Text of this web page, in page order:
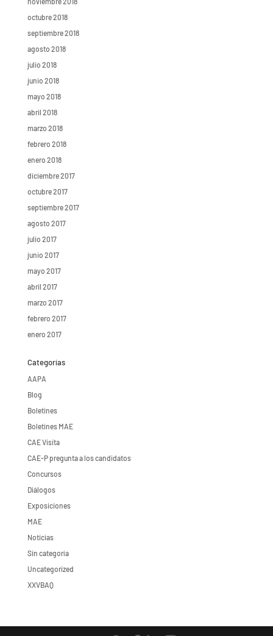
octubre 2018
septiembre 2018
agosto 2018
julio 2018
junio 2018
mayo 2018
abril 2018
marzo 2018
febrero 2018
enero 2018
diciembre 2017
octubre 2017
septiembre 2017
agosto 2017
julio 2017
junio 2017
mayo 2017
abril 2017
marzo 2017
febrero 2017
enero 2017
Categorías
AAPA
Blog
Boletines
Boletines MAE
CAE Visita
CAE-P pregunta a los candidatos
Concursos
Diálogos
Exposiciones
MAE
Noticias
Sin categoría
Uncategorized
XXVBAQ